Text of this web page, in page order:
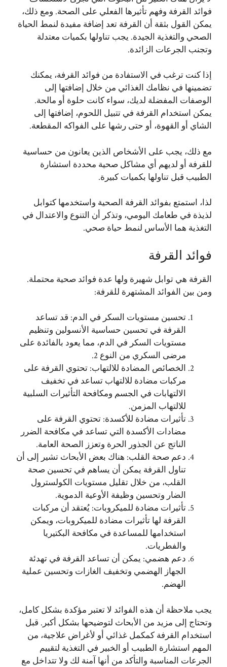
فوائد القرفة وفهم تأثيرها الفعلي على الصحة. ومع ذلك،
يمكن القول بثقة أن القرفة تعد إضافة مفيدة لنمط الحياة
الصحي والتغذية الجيدة. يجب تناولها بكميات معتدلة
وتجنب الجرعات الزائدة.
إذا كنت ترغب في الاستفادة من فوائد القرفة، يمكنك
تضمينها في نظامك الغذائي من خلال إضافتها إلى
الوصفات المفضلة لديك، سواء كانت حلوة أو مالحة.
يمكن استخدام القرفة في تتبيل اللحوم، إضافتها إلى
الشاي أو القهوة، أو حتى رشها على الفواكه المقطعة.
مع ذلك، يجب على الأشخاص الذين يعانون من حساسية
للقرفة أو لديهم أي مشاكل صحية محددة استشارة
الطبيب قبل تناولها بكميات كبيرة.
لذا، استمتع بفوائد القرفة الصحية واستخدمها كتوابل
لذيذة في طعامك اليومي، وتذكر أن التنوع والاعتدال في
التغذية هما الأساس لنمط حياة صحي.
فوائد القرفة
القرفة هي توابل شهيرة ولها عدة فوائد صحية محتملة.
ومن بين الفوائد المشتهرة للقرفة:
تحسين مستويات السكر في الدم: قد تساعد
القرفة في تحسين حساسية الأنسولين وتنظيم
مستويات السكر في الدم، مما يعود بالفائدة على
مرضى السكري من النوع 2.
الخصائص المضادة للالتهاب: تحتوي القرفة على
مركبات مضادة للالتهاب تساعد في تخفيف
الالتهابات في الجسم ومكافحة التأثيرات السلبية
للالتهاب المزمن.
تأثيرات مضادة للأكسدة: تحتوي القرفة على
مضادات الأكسدة التي تساعد في مكافحة الضرر
الناتج عن الجذور الحرة وتعزز الصحة العامة.
دعم صحة القلب: هناك بعض الأبحاث تشير إلى أن
تناول القرفة يمكن أن يساهم في تحسين صحة
القلب، من خلال تقليل مستويات الكولسترول
الضار وتحسين وظيفة الأوعية الدموية.
تأثيرات مضادة للميكروبات: يُعتقد أن مركبات
القرفة لها تأثيرات مضادة للميكروبات، ويمكن
استخدامها للمساعدة في مكافحة البكتيريا
والفطريات.
دعم هضمي: يمكن أن تساعد القرفة في تهدئة
الجهاز الهضمي وتخفيف الغازات وتحسين عملية
الهضم.
يجب ملاحظة أن هذه الفوائد لا تعتبر مؤكدة بشكل كامل،
وتحتاج إلى مزيد من الأبحاث لتوضيحها بشكل أكبر. قبل
استخدام القرفة كمكمل غذائي أو لأغراض علاجية، من
المهم استشارة الطبيب أو الخبير في التغذية لتقييم
الجرعات المناسبة والتأكد من أنها آمنة لك ولا تتداخل مع